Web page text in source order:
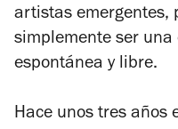
artistas emergentes,
simplemente ser una
espontánea y libre.
Hace unos tres años